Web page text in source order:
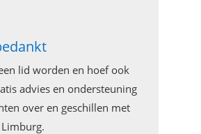
lid worden en hoef ook
advies en ondersteuning
over en geschillen met